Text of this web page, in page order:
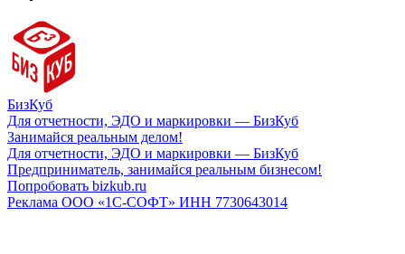
БизКуб
Для отчетности, ЭДО и маркировки — БизКуб
Занимайся реальным делом!
Для отчетности, ЭДО и маркировки — БизКуб
Предприниматель, занимайся реальным бизнесом!
Попробовать bizkub.ru
Реклама ООО «1С-СОФТ» ИНН 7730643014